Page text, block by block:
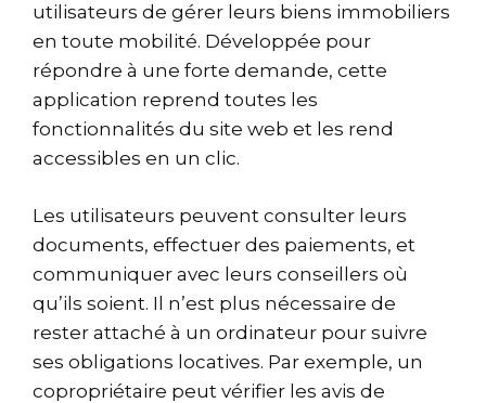
utilisateurs de gérer leurs biens immobiliers
en toute mobilité. Développée pour
répondre à une forte demande, cette
application reprend toutes les
fonctionnalités du site web et les rend
accessibles en un clic.
Les utilisateurs peuvent consulter leurs
documents, effectuer des paiements, et
communiquer avec leurs conseillers où
qu’ils soient. Il n’est plus nécessaire de
rester attaché à un ordinateur pour suivre
ses obligations locatives. Par exemple, un
copropriétaire peut vérifier les avis de